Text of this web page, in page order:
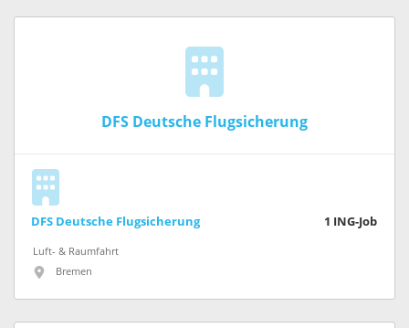
DFS Deutsche Flugsicherung
DFS Deutsche Flugsicherung 1 ING-Job
Luft- & Raumfahrt
Bremen